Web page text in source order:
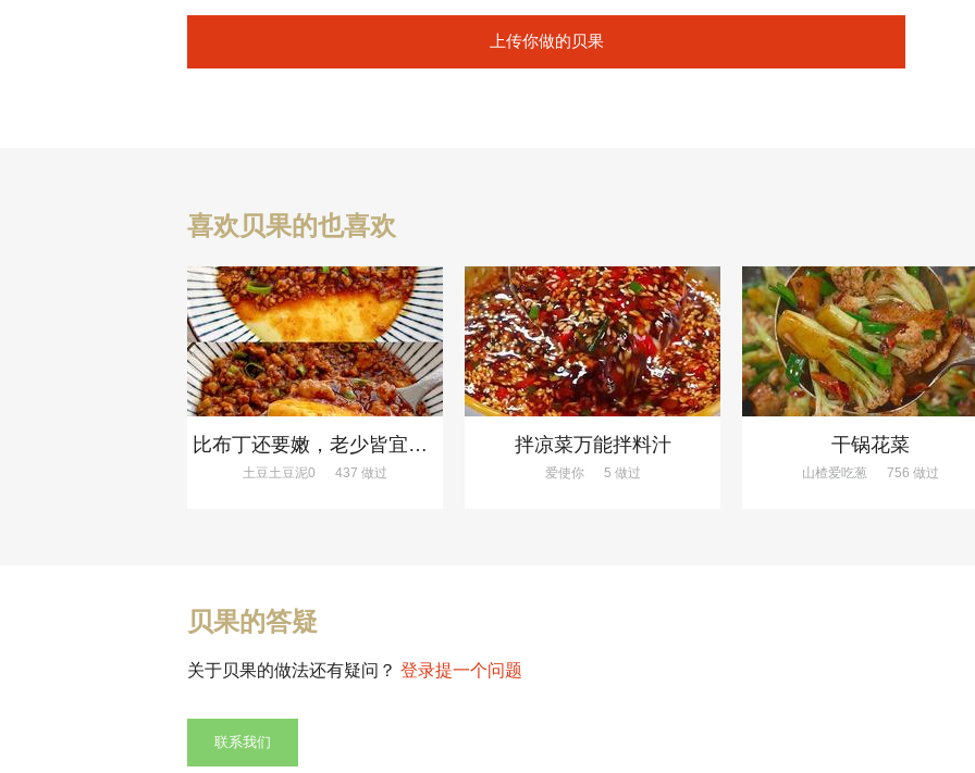
上传你做的贝果
喜欢贝果的也喜欢
比布丁还要嫩，老少皆宜的肉沫蒸蛋
土豆土豆泥0 437 做过
拌凉菜万能拌料汁
爱使你5 做过
干锅花菜
山楂爱吃葱756 做过
贝果的答疑
关于贝果的做法还有疑问？ 登录提一个问题
联系我们